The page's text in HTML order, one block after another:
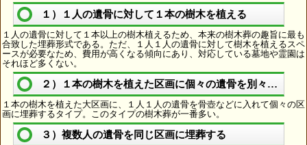
１）１人の遺骨に対して１本の樹木を植える
１人の遺骨に対して１本以上の樹木植えるため、本来の樹木葬の趣旨に最も
合致した埋葬形式である。ただ、１人１人の遺骨に対して樹木を植えるスペ
ースが必要なため、費用が高くなる傾向にあり、対応している墓地や霊園は
それほど多くない。
２）１本の樹木を植えた区画に個々の遺骨を別々に埋葬
１本の樹木を植えた大区画に、１人１人の遺骨を骨壺などに入れて個々の区
画に埋葬するタイプ。このタイプの樹木葬が一番多い。
３）複数人の遺骨を同じ区画に埋葬する